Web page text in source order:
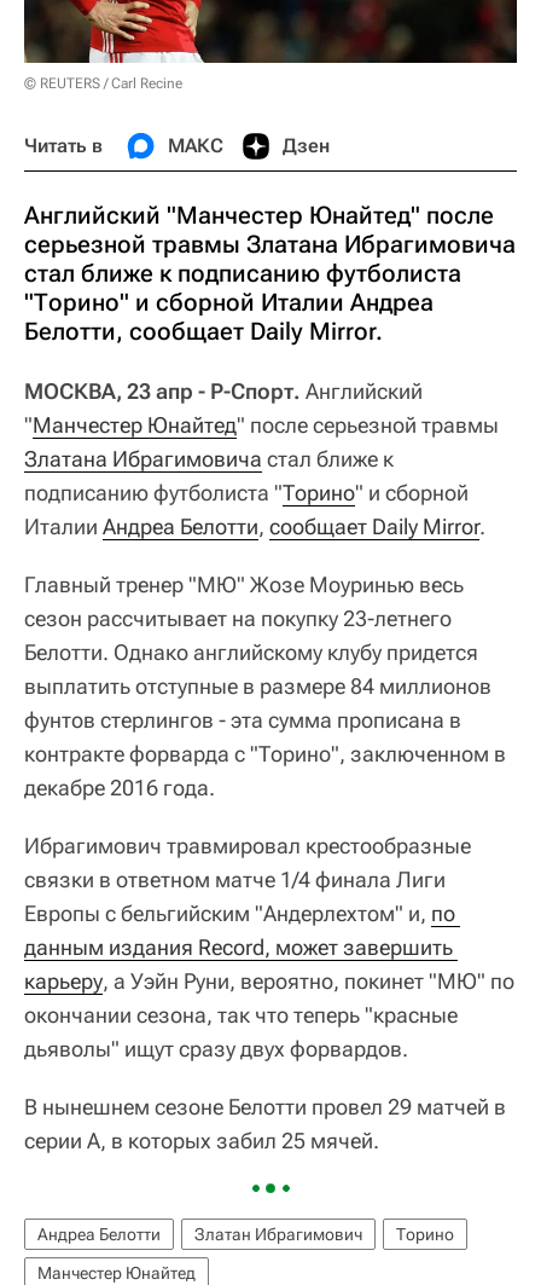
© REUTERS / Carl Recine
Читать в МАКС Дзен
Английский "Манчестер Юнайтед" после
серьезной травмы Златана Ибрагимовича
стал ближе к подписанию футболиста
"Торино" и сборной Италии Андреа
Белотти, сообщает Daily Mirror.
МОСКВА, 23 апр - Р-Спорт. Английский
"Манчестер Юнайтед" после серьезной травмы
Златана Ибрагимовича стал ближе к
подписанию футболиста "Торино" и сборной
Италии Андреа Белотти, сообщает Daily Mirror.
Главный тренер "МЮ" Жозе Моуринью весь
сезон рассчитывает на покупку 23-летнего
Белотти. Однако английскому клубу придется
выплатить отступные в размере 84 миллионов
фунтов стерлингов - эта сумма прописана в
контракте форварда с "Торино", заключенном в
декабре 2016 года.
Ибрагимович травмировал крестообразные
связки в ответном матче 1/4 финала Лиги
Европы с бельгийским "Андерлехтом" и, по
данным издания Record, может завершить
карьеру, а Уэйн Руни, вероятно, покинет "МЮ" по
окончании сезона, так что теперь "красные
дьяволы" ищут сразу двух форвардов.
В нынешнем сезоне Белотти провел 29 матчей в
серии А, в которых забил 25 мячей.
Андреа Белотти Златан Ибрагимович
Торино
Манчестер Юнайтед